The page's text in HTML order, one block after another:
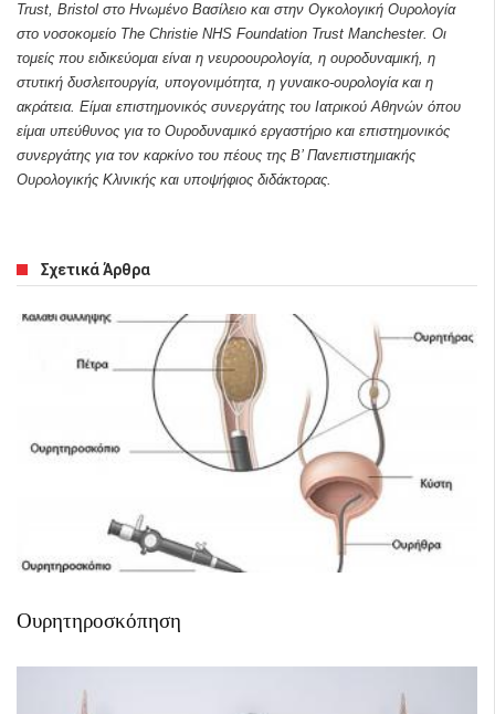
Trust, Bristol στο Ηνωμένο Βασίλειο και στην Ογκολογική Ουρολογία
στο νοσοκομείο The Christie NHS Foundation Trust Manchester. Οι
τομείς που ειδικεύομαι είναι η νευροουρολογία, η ουροδυναμική, η
στυτική δυσλειτουργία, υπογονιμότητα, η γυναικο-ουρολογία και η
ακράτεια. Είμαι επιστημονικός συνεργάτης του Ιατρικού Αθηνών όπου
είμαι υπεύθυνος για το Ουροδυναμικό εργαστήριο και επιστημονικός
συνεργάτης για τον καρκίνο του πέους της Β’ Πανεπιστημιακής
Ουρολογικής Κλινικής και υποψήφιος διδάκτορας.
Σχετικά Άρθρα
Ουρητηροσκόπηση